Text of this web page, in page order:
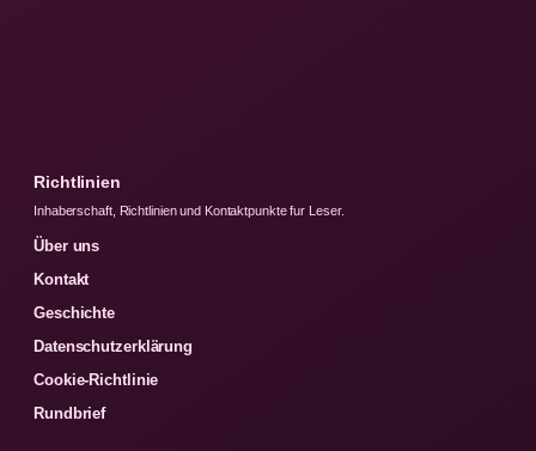
Richtlinien
Inhaberschaft, Richtlinien und Kontaktpunkte fur Leser.
Über uns
Kontakt
Geschichte
Datenschutzerklärung
Cookie-Richtlinie
Rundbrief